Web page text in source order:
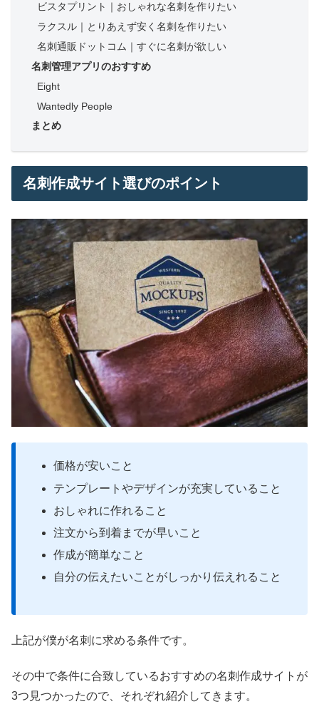
ビスタプリント｜おしゃれな名刺を作りたい
ラクスル｜とりあえず安く名刺を作りたい
名刺通販ドットコム｜すぐに名刺が欲しい
名刺管理アプリのおすすめ
Eight
Wantedly People
まとめ
名刺作成サイト選びのポイント
価格が安いこと
テンプレートやデザインが充実していること
おしゃれに作れること
注文から到着までが早いこと
作成が簡単なこと
自分の伝えたいことがしっかり伝えれること
上記が僕が名刺に求める条件です。
その中で条件に合致しているおすすめの名刺作成サイトが
3つ見つかったので、それぞれ紹介してきます。